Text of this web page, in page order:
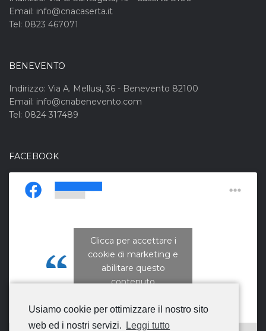
Usiamo cookie per ottimizzare il nostro sito
web ed i nostri servizi.
Leggi tutto
Email: info@cnacaserta.it
Tel: 0823 467071
BENEVENTO
Indirizzo: Via A. Mellusi, 36 - Benevento 82100
Email: info@cnabenevento.com
Tel: 0824 317489
FACEBOOK
CNA Campania Nord
Clicca per accettare i
cookie di marketing e
abilitare questo
contenuto